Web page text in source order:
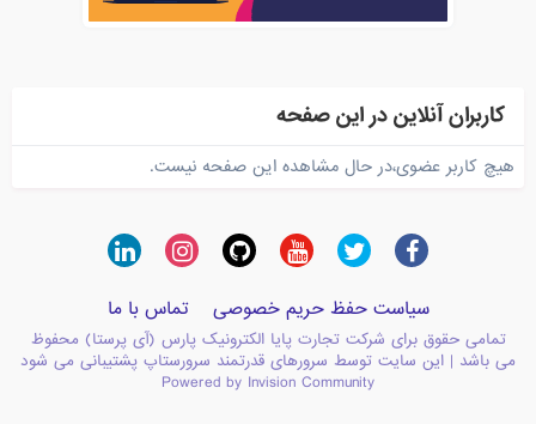
کاربران آنلاین در این صفحه
هیچ کاربر عضوی،در حال مشاهده این صفحه نیست.
سیاست حفظ حریم خصوصی تماس با ما
تمامی حقوق برای شرکت تجارت پایا الکترونیک پارس (آی پرستا) محفوظ
می باشد | این سایت توسط سرورهای قدرتمند سرورستاپ پشتیبانی می شود
Powered by Invision Community